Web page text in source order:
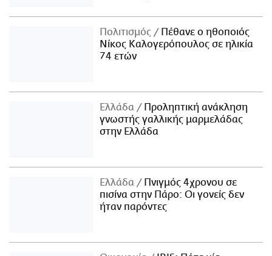
Πολιτισμός
Πέθανε ο ηθοποιός
Νίκος Καλογερόπουλος σε ηλικία
74 ετών
Ελλάδα
Προληπτική ανάκληση
γνωστής γαλλικής μαρμελάδας
στην Ελλάδα
Ελλάδα
Πνιγμός 4χρονου σε
πισίνα στην Πάρο: Οι γονείς δεν
ήταν παρόντες